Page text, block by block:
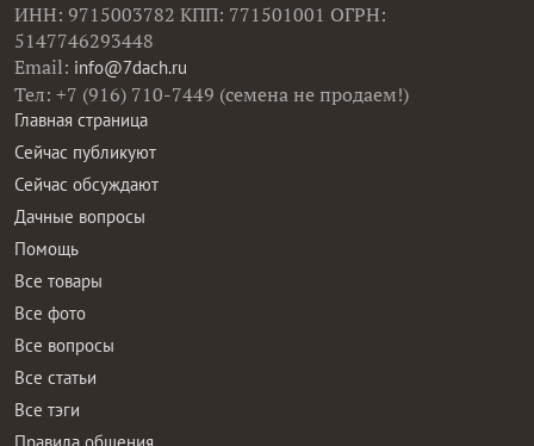
ИНН: 9715003782 КПП: 771501001 ОГРН:
5147746293448
Email: info@7dach.ru
Тел: +7 (916) 710-7449 (семена не продаем!)
Главная страница
Сейчас публикуют
Сейчас обсуждают
Дачные вопросы
Помощь
Все товары
Все фото
Все вопросы
Все статьи
Все тэги